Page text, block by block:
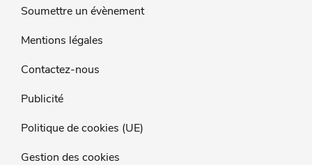
Soumettre un évènement
Mentions légales
Contactez-nous
Publicité
Politique de cookies (UE)
Gestion des cookies